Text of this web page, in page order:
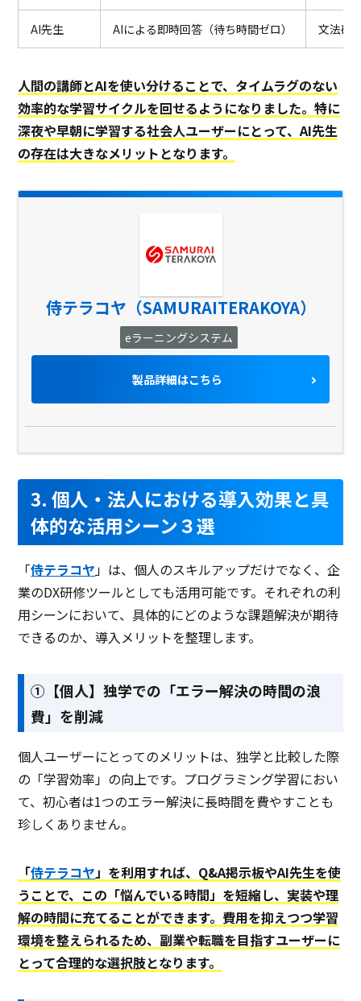
AI先生 AIによる即時回答（待ち時間ゼロ） 文法確
人間の講師とAIを使い分けることで、タイムラグのない
効率的な学習サイクルを回せるようになりました。特に
深夜や早朝に学習する社会人ユーザーにとって、AI先生
の存在は大きなメリットとなります。
侍テラコヤ（SAMURAITERAKOYA）
eラーニングシステム
製品詳細はこちら
3. 個人・法人における導入効果と具
体的な活用シーン３選
「侍テラコヤ 」は、個人のスキルアップだけでなく、企
業のDX研修ツールとしても活用可能です。それぞれの利
用シーンにおいて、具体的にどのような課題解決が期待
できるのか、導入メリットを整理します。
①【個人】独学での「エラー解決の時間の浪
費」を削減
個人ユーザーにとってのメリットは、独学と比較した際
の「学習効率」の向上です。プログラミング学習におい
て、初心者は1つのエラー解決に長時間を費やすことも
珍しくありません。
「侍テラコヤ 」を利用すれば、Q&A掲示板やAI先生を使
うことで、この「悩んでいる時間」を短縮し、実装や理
解の時間に充てることができます。費用を抑えつつ学習
環境を整えられるため、副業や転職を目指すユーザーに
とって合理的な選択肢となります。